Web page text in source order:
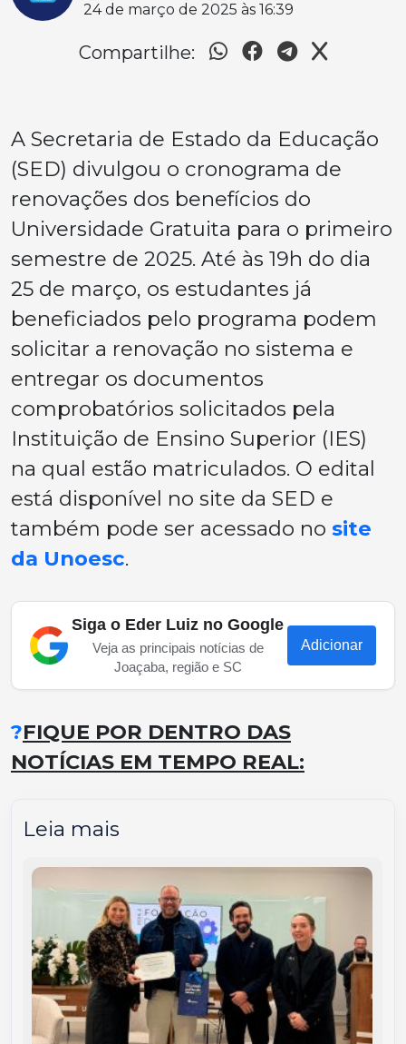
24 de março de 2025 às 16:39
Compartilhe:
A Secretaria de Estado da Educação
(SED) divulgou o cronograma de
renovações dos benefícios do
Universidade Gratuita para o primeiro
semestre de 2025. Até às 19h do dia
25 de março, os estudantes já
beneficiados pelo programa podem
solicitar a renovação no sistema e
entregar os documentos
comprobatórios solicitados pela
Instituição de Ensino Superior (IES)
na qual estão matriculados. O edital
está disponível no site da SED e
também pode ser acessado no site
da Unoesc.
Siga o Eder Luiz no Google
Veja as principais notícias de
Joaçaba, região e SC
Adicionar
?FIQUE POR DENTRO DAS
NOTÍCIAS EM TEMPO REAL:
Leia mais